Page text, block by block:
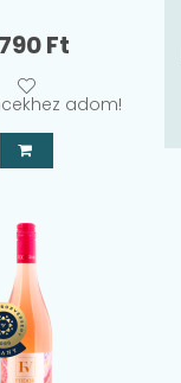
Ft
adom!